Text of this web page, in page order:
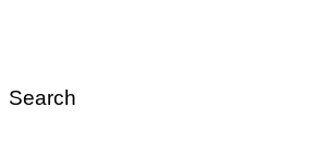
Search